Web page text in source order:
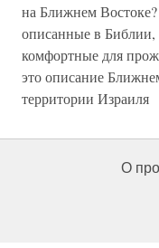
на Ближнем
описанные в Библии,
комфортные для
это описание
территории Израиля
О